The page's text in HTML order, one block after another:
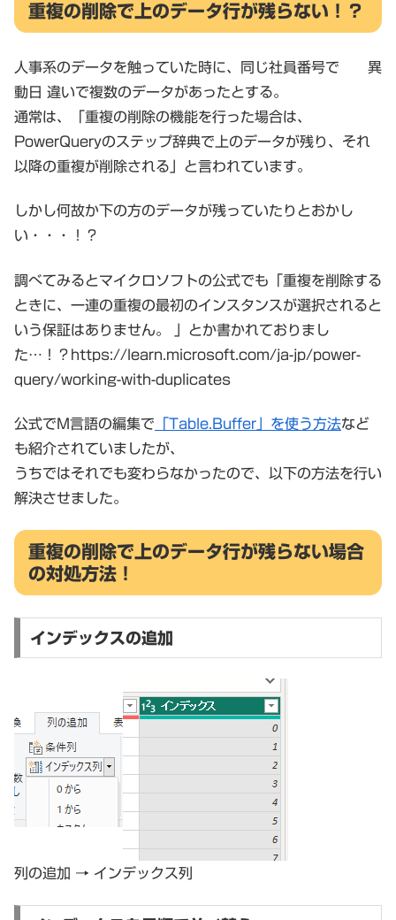
重複の削除で上のデータ行が残らない！？
人事系のデータを触っていた時に、同じ社員番号で 異
動日 違いで複数のデータがあったとする。
通常は、「重複の削除の機能を行った場合は、
PowerQueryのステップ辞典で上のデータが残り、それ
以降の重複が削除される」と言われています。
しかし何故か下の方のデータが残っていたりとおかし
い・・・！？
調べてみるとマイクロソフトの公式でも「重複を削除する
ときに、一連の重複の最初のインスタンスが選択されると
いう保証はありません。 」とか書かれておりまし
た…！？https://learn.microsoft.com/ja-jp/power-
query/working-with-duplicates
公式でM言語の編集で 「Table.Buffer」を使う方法など
も紹介されていましたが、
うちではそれでも変わらなかったので、以下の方法を行い
解決させました。
重複の削除で上のデータ行が残らない場合
の対処方法！
インデックスの追加
列の追加 → インデックス列